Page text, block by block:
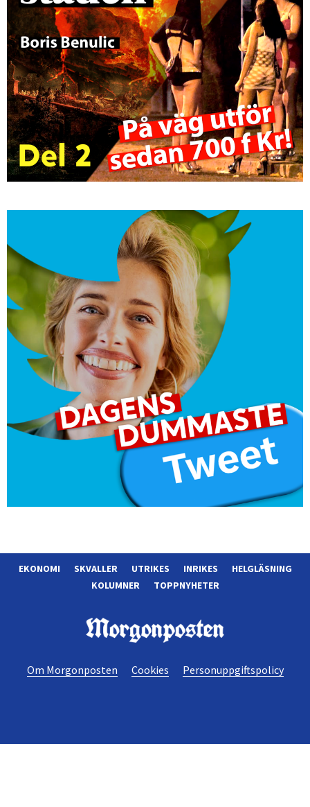
EKONOMI SKVALLER UTRIKES INRIKES
HELGLÄSNING
KOLUMNER
TOPPNYHETER
Om Morgonposten Cookies Personuppgiftspolicy